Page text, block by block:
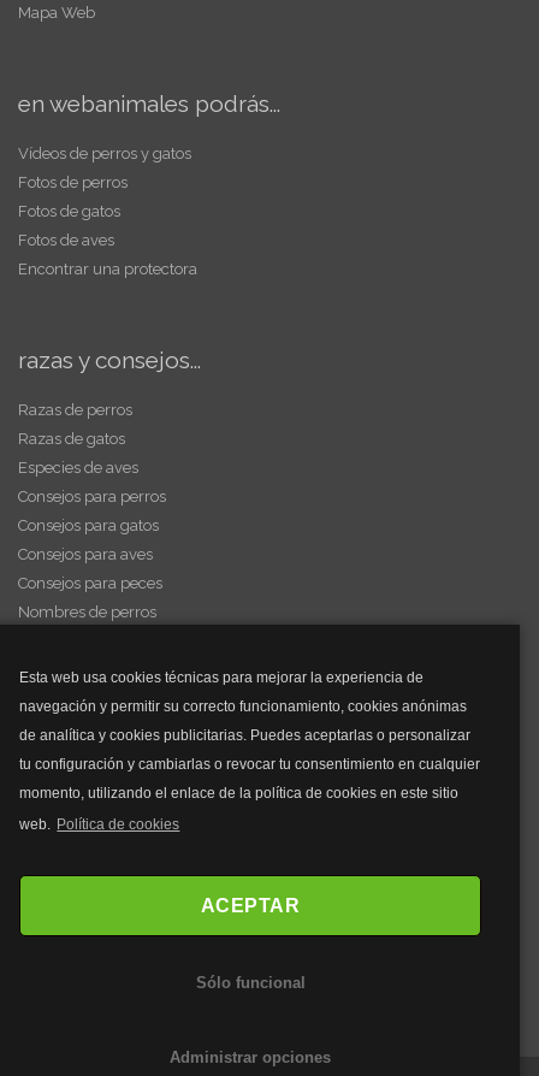
Esta web usa cookies técnicas para mejorar la experiencia de
navegación y permitir su correcto funcionamiento, cookies anónimas
de analítica y cookies publicitarias. Puedes aceptarlas o personalizar
tu configuración y cambiarlas o revocar tu consentimiento en cualquier
momento, utilizando el enlace de la política de cookies en este sitio
web. Política de cookies
ACEPTAR
Sólo funcional
Administrar opciones
Mapa Web
en webanimales podrás...
Vídeos de perros y gatos
Fotos de perros
Fotos de gatos
Fotos de aves
Encontrar una protectora
razas y consejos...
Razas de perros
Razas de gatos
Especies de aves
Consejos para perros
Consejos para gatos
Consejos para aves
Consejos para peces
Nombres de perros
y mucho más...